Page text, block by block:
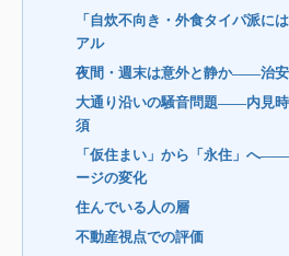
「自炊不向き・外食タイパ派
アル
夜間・週末は意外と静か——治
大通り沿いの騒音問題——内見
須
「仮住まい」から「永住」へ
ージの変化
住んでいる人の層
不動産視点での評価